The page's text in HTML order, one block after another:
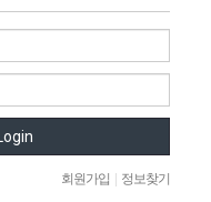
Login
회원가입 정보찾기